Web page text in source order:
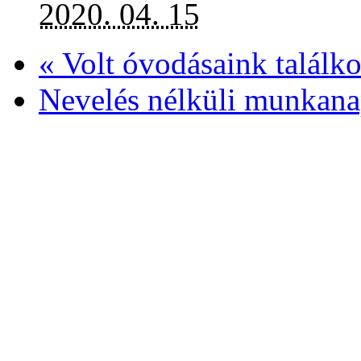
2020. 04. 15
« Volt óvodásaink
Nevelés nélküli